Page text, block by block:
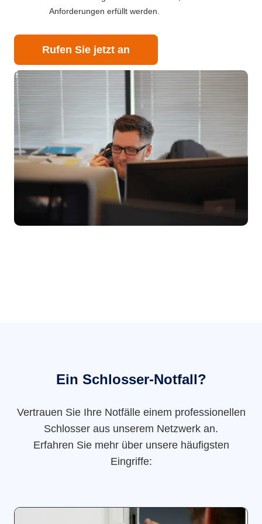
Anforderungen erfüllt werden.
Rufen Sie jetzt an
Ein Schlosser-Notfall?
Vertrauen Sie Ihre Notfälle einem professionellen
Schlosser aus unserem Netzwerk an.
Erfahren Sie mehr über unsere häufigsten
Eingriffe: